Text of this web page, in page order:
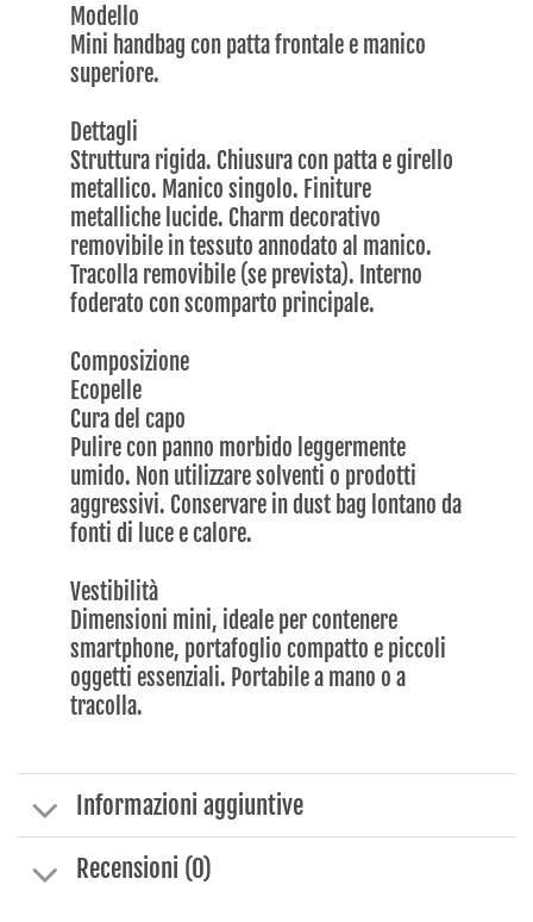
Modello
Mini handbag con patta frontale e manico
superiore.
Dettagli
Struttura rigida. Chiusura con patta e girello
metallico. Manico singolo. Finiture
metalliche lucide. Charm decorativo
removibile in tessuto annodato al manico.
Tracolla removibile (se prevista). Interno
foderato con scomparto principale.
Composizione
Ecopelle
Cura del capo
Pulire con panno morbido leggermente
umido. Non utilizzare solventi o prodotti
aggressivi. Conservare in dust bag lontano da
fonti di luce e calore.
Vestibilità
Dimensioni mini, ideale per contenere
smartphone, portafoglio compatto e piccoli
oggetti essenziali. Portabile a mano o a
tracolla.
Informazioni aggiuntive
Recensioni (0)